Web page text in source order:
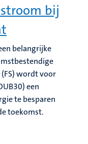
bij
belangrijke
(FS) wordt voor
een
te besparen
toekomst.